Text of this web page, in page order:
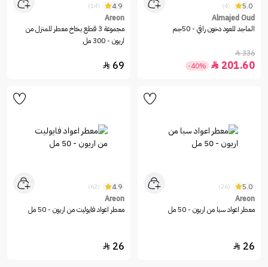
5.0
(4)
Almajed Oud
الماجد للعود دخون راقي - 50جم
336

201.60

-40%
4.9
(14)
Areon
مجموعة 3 قطع بخاخ معطر للمنزل من
اريون - 300 مل
69

5.0
(26)
Areon
معطر اعواد سبا من اريون - 50 مل
26

4.9
(62)
Areon
معطر اعواد فايوليت من اريون - 50 مل
26
